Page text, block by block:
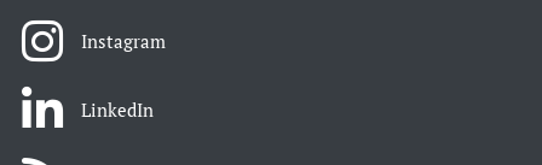
Instagram
LinkedIn